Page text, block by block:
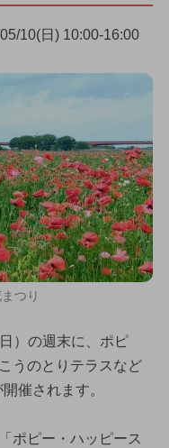
10(日) 10:00-16:00
つり
）の週末に、ポピ
うのとりテラスなど
催されます。
ポピー・ハッピース